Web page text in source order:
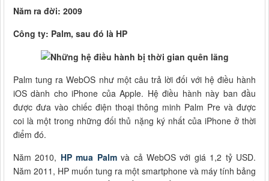
Năm ra đời: 2009
Công ty: Palm, sau đó là HP
Palm tung ra WebOS như một câu trả lời đối với hệ điều hành
iOS dành cho iPhone của Apple. Hệ điều hành này ban đầu
được đưa vào chiếc điện thoại thông minh Palm Pre và được
coi là một trong những đối thủ nặng ký nhất của iPhone ở thời
điểm đó.
Năm 2010, HP mua Palmvà cả WebOS với giá 1,2 tỷ USD.
Năm 2011, HP muốn tung ra một smartphone và máy tính bảng